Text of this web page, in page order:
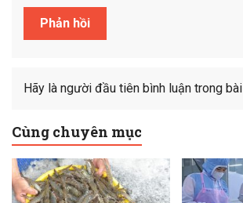
Hãy là người đầu tiên bình luận trong bài
Cùng chuyên mục